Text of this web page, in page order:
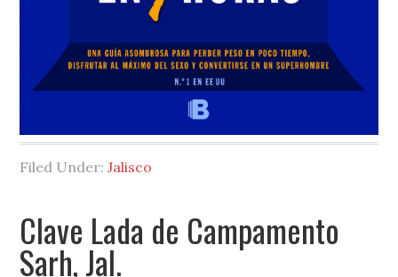
Filed Under:Jalisco
Clave Lada de Campamento
Sarh, Jal.